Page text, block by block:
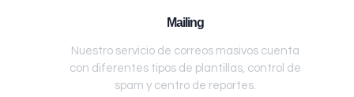
Mailing
Nuestro servicio de correos masivos cuenta
con diferentes tipos de plantillas, control de
spam y centro de reportes.